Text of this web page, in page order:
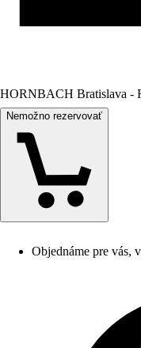
HORNBACH Bratislava -
Nemožno rezervovať
Objednáme pre vás,